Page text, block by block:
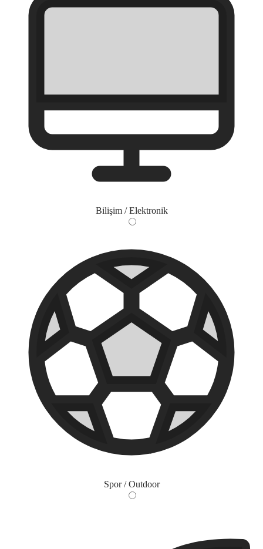
Bilişim / Elektronik
Spor / Outdoor